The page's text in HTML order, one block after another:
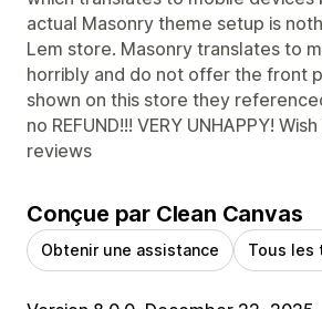
actual Masonry theme setup is
Lem store. Masonry translates to
horribly and do not offer the front
shown on this store they
no REFUND!!! VERY UNHAPPY!
reviews
Conçue par Clean Canvas
Obtenir une assistance Tous les